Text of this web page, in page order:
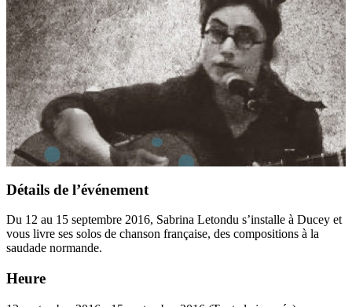
Détails de l’événement
Du 12 au 15 septembre 2016, Sabrina Letondu s’installe à Ducey et
vous livre ses solos de chanson française, des compositions à la
saudade normande.
Heure